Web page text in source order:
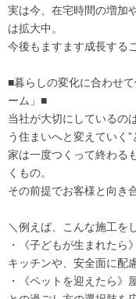
実は今、在宅時間の増加
は拡大中。
今後もますます成長する
■暮らしの変化に合わせ
ーム」■
当社が大切にしているの
う住まいへと変えていく”
家は一度つくって終わる
くもの。
その前提でお客様と向き
＼例えば、こんな施工を
・《子どもが生まれたら
キッチンや、安全面に配
・《ペットを迎えたら》